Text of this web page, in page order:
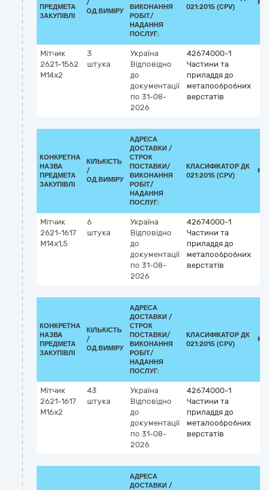
ПРЕДМЕТА
ЗАКУПІВЛІ
/
ОД.ВИМІРУ
ВИКОНАННЯ
РОБІТ/
НАДАННЯ
ПОСЛУГ:
021:2015 (CPV)
Мітчик
2621-1562
М14х2
3
штука
Україна
Відповідно
до
документації
по 31-08-
2026
42674000-1
Частини та
приладдя до
металообробних
верстатів
КОНКРЕТНА
НАЗВА
ПРЕДМЕТА
ЗАКУПІВЛІ
КІЛЬКІСТЬ
/
ОД.ВИМІРУ
АДРЕСА
ДОСТАВКИ /
СТРОК
ПОСТАВКИ/
ВИКОНАННЯ
РОБІТ/
НАДАННЯ
ПОСЛУГ:
КЛАСИФІКАТОР ДК
021:2015 (CPV)
Мітчик
2621-1617
М14х1,5
6
штука
Україна
Відповідно
до
документації
по 31-08-
2026
42674000-1
Частини та
приладдя до
металообробних
верстатів
КОНКРЕТНА
НАЗВА
ПРЕДМЕТА
ЗАКУПІВЛІ
КІЛЬКІСТЬ
/
ОД.ВИМІРУ
АДРЕСА
ДОСТАВКИ /
СТРОК
ПОСТАВКИ/
ВИКОНАННЯ
РОБІТ/
НАДАННЯ
ПОСЛУГ:
КЛАСИФІКАТОР ДК
021:2015 (CPV)
Мітчик
2621-1617
М16х2
43
штука
Україна
Відповідно
до
документації
по 31-08-
2026
42674000-1
Частини та
приладдя до
металообробних
верстатів
АДРЕСА
ДОСТАВКИ /